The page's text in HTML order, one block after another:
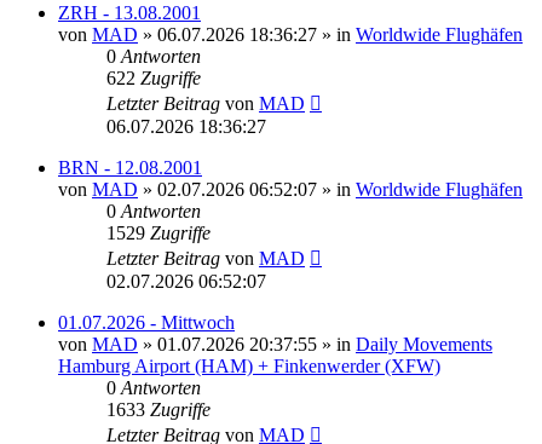
ZRH - 13.08.2001
von MAD » 06.07.2026 18:36:27 » in Worldwide Flughäfen
0 Antworten
622 Zugriffe
Letzter Beitrag von MAD
06.07.2026 18:36:27
BRN - 12.08.2001
von MAD » 02.07.2026 06:52:07 » in Worldwide Flughäfen
0 Antworten
1529 Zugriffe
Letzter Beitrag von MAD
02.07.2026 06:52:07
01.07.2026 - Mittwoch
von MAD » 01.07.2026 20:37:55 » in Daily Movements
Hamburg Airport (HAM) + Finkenwerder (XFW)
0 Antworten
1633 Zugriffe
Letzter Beitrag von MAD